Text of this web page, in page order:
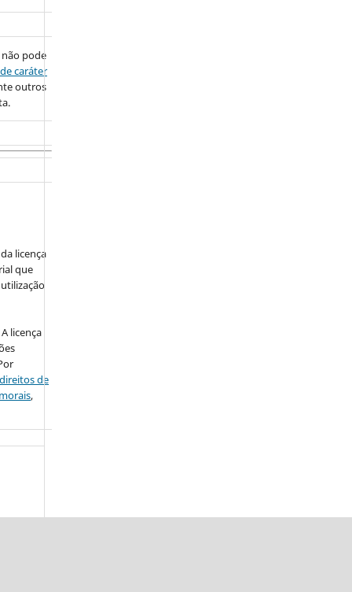
pode
caráter
outros
licença
que
licença
direitos de
,